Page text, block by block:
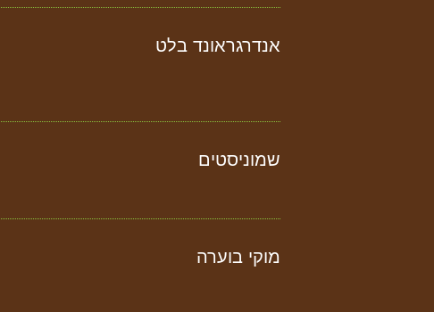
אנדרגראונד בלט
שמוניסטים
מוקי בוערה